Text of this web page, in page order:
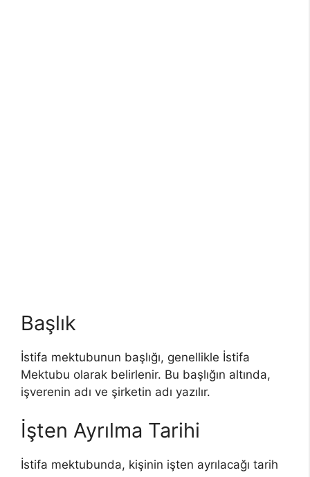
Başlık
İstifa mektubunun başlığı, genellikle İstifa
Mektubu olarak belirlenir. Bu başlığın altında,
işverenin adı ve şirketin adı yazılır.
İşten Ayrılma Tarihi
İstifa mektubunda, kişinin işten ayrılacağı tarih